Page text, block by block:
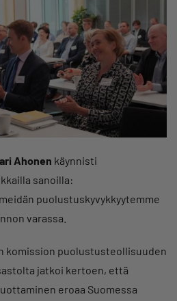
Ahonen käynnisti
sanoilla:
puolustuskyvykkyytemme
varassa.
komission puolustusteollisuuden
jatkoi kertoen, että
eroaa Suomessa